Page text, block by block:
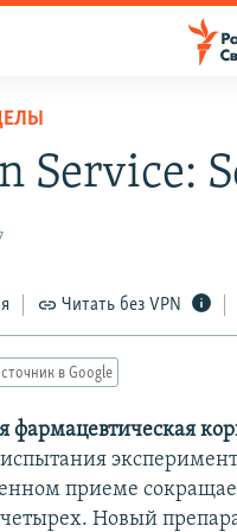
Service:
Читать без VPN
в Google
фармацевтическая
приеме
Новый